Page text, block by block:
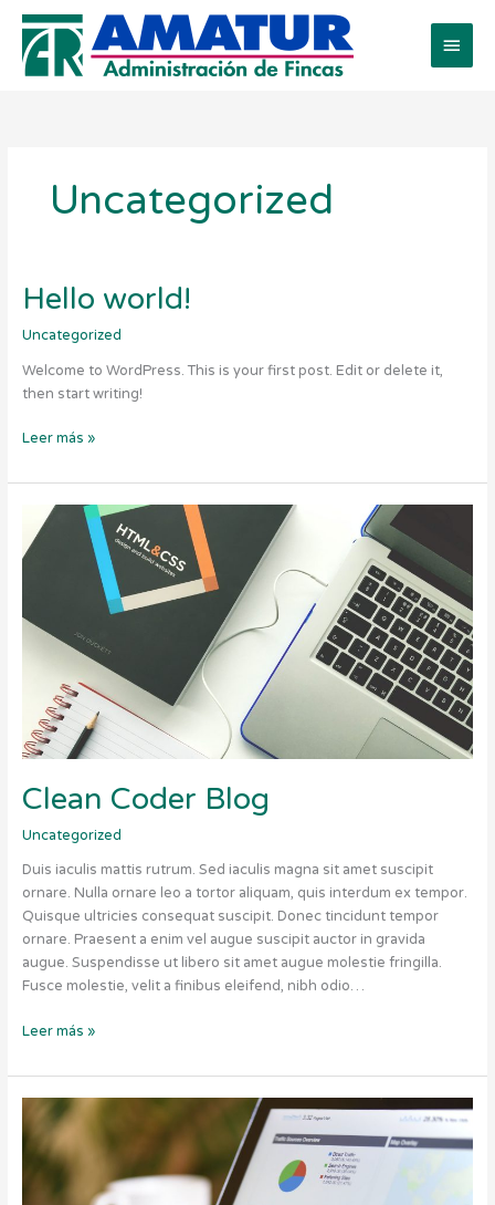
contenido
Uncategorized
Hello world!
Uncategorized
Welcome to WordPress. This is your first post. Edit or delete it,
then start writing!
Hello
world!
Leer más »
Clean Coder Blog
Uncategorized
Duis iaculis mattis rutrum. Sed iaculis magna sit amet suscipit
ornare. Nulla ornare leo a tortor aliquam, quis interdum ex tempor.
Quisque ultricies consequat suscipit. Donec tincidunt tempor
ornare. Praesent a enim vel augue suscipit auctor in gravida
augue. Suspendisse ut libero sit amet augue molestie fringilla.
Fusce molestie, velit a finibus eleifend, nibh odio…
Clean
Coder
Blog
Leer más »
Marketing